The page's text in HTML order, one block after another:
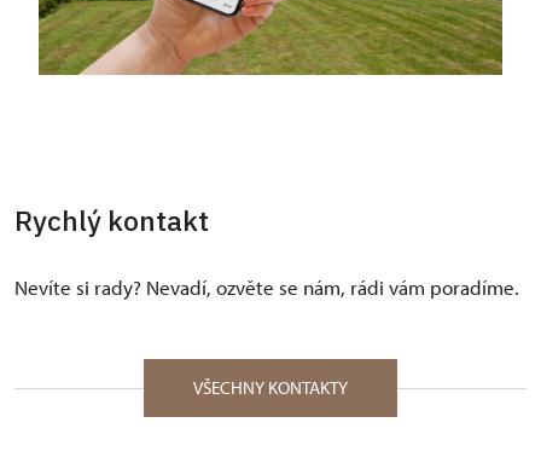
Rychlý kontakt
Nevíte si rady? Nevadí, ozvěte se nám, rádi vám poradíme.
VŠECHNY KONTAKTY